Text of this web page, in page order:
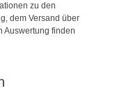
zu den
dem Versand über
Auswertung finden